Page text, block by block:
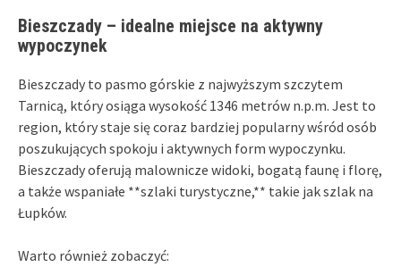
Bieszczady – idealne miejsce na aktywny
wypoczynek
Bieszczady to pasmo górskie z najwyższym szczytem
Tarnicą, który osiąga wysokość 1346 metrów n.p.m. Jest to
region, który staje się coraz bardziej popularny wśród osób
poszukujących spokoju i aktywnych form wypoczynku.
Bieszczady oferują malownicze widoki, bogatą faunę i florę,
a także wspaniałe **szlaki turystyczne,** takie jak szlak na
Łupków.
Warto również zobaczyć: